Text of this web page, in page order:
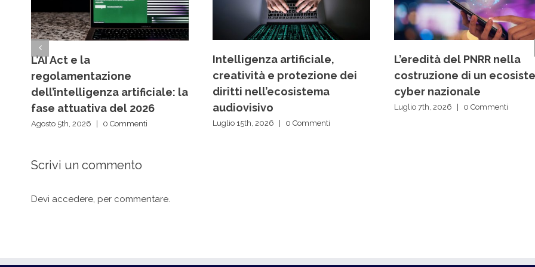
L’AI Act e la
regolamentazione
dell’intelligenza artificiale: la
fase attuativa del 2026
Agosto 5th, 2026 0 Commenti
Intelligenza artificiale,
creatività e protezione dei
diritti nell’ecosistema
audiovisivo
Luglio 15th, 2026 0 Commenti
L’eredità del PNRR nella
costruzione di un
cyber nazionale
Luglio 7th, 2026 0 Commenti
Scrivi un commento
Devi accedere, per commentare.